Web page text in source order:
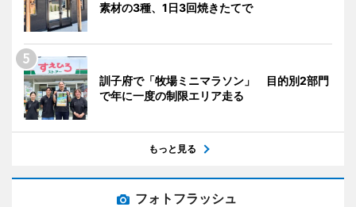
素材の3種、1日3回焼きたてで
訓子府で「牧場ミニマラソン」 目的別2部門
で年に一度の制限エリア走る
もっと見る
フォトフラッシュ